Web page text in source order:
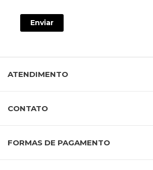
Enviar
ATENDIMENTO
CONTATO
FORMAS DE PAGAMENTO